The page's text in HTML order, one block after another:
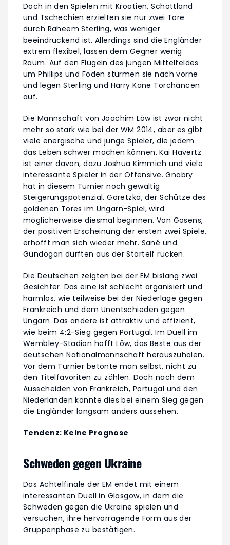
Doch in den Spielen mit Kroatien, Schottland
und Tschechien erzielten sie nur zwei Tore
durch Raheem Sterling, was weniger
beeindruckend ist. Allerdings sind die Engländer
extrem flexibel, lassen dem Gegner wenig
Raum. Auf den Flügeln des jungen Mittelfeldes
um Phillips und Foden stürmen sie nach vorne
und legen Sterling und Harry Kane Torchancen
auf.
Die Mannschaft von Joachim Löw ist zwar nicht
mehr so stark wie bei der WM 2014, aber es gibt
viele energische und junge Spieler, die jedem
das Leben schwer machen können. Kai Havertz
ist einer davon, dazu Joshua Kimmich und viele
interessante Spieler in der Offensive. Gnabry
hat in diesem Turnier noch gewaltig
Steigerungspotenzial. Goretzka, der Schütze des
goldenen Tores im Ungarn-Spiel, wird
möglicherweise diesmal beginnen. Von Gosens,
der positiven Erscheinung der ersten zwei Spiele,
erhofft man sich wieder mehr. Sané und
Gündogan dürften aus der Startelf rücken.
Die Deutschen zeigten bei der EM bislang zwei
Gesichter. Das eine ist schlecht organisiert und
harmlos, wie teilweise bei der Niederlage gegen
Frankreich und dem Unentschieden gegen
Ungarn. Das andere ist attraktiv und effizient,
wie beim 4:2-Sieg gegen Portugal. Im Duell im
Wembley-Stadion hofft Löw, das Beste aus der
deutschen Nationalmannschaft herauszuholen.
Vor dem Turnier betonte man selbst, nicht zu
den Titelfavoriten zu zählen. Doch nach dem
Ausscheiden von Frankreich, Portugal und den
Niederlanden könnte dies bei einem Sieg gegen
die Engländer langsam anders aussehen.
Tendenz: Keine Prognose
Schweden gegen Ukraine
Das Achtelfinale der EM endet mit einem
interessanten Duell in Glasgow, in dem die
Schweden gegen die Ukraine spielen und
versuchen, ihre hervorragende Form aus der
Gruppenphase zu bestätigen.